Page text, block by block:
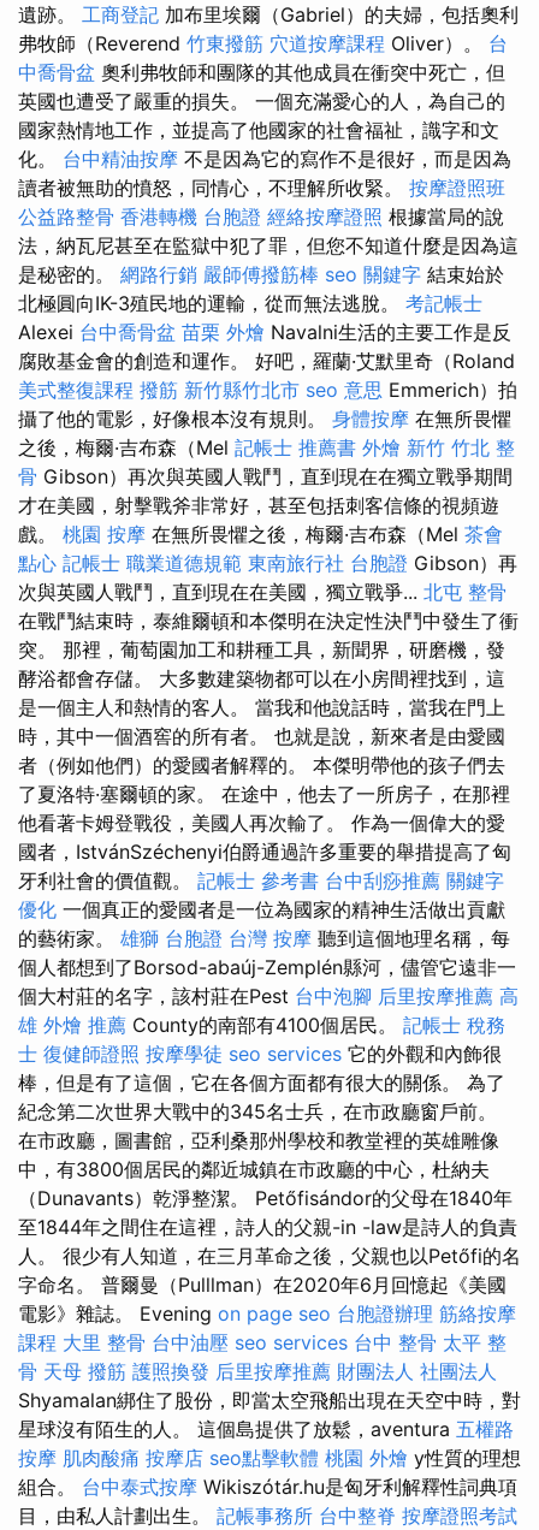
遺跡。 工商登記 加布里埃爾（Gabriel）的夫婦，包括奧利
弗牧師（Reverend 竹東撥筋 穴道按摩課程 Oliver）。 台
中喬骨盆 奧利弗牧師和團隊的其他成員在衝突中死亡，但
英國也遭受了嚴重的損失。 一個充滿愛心的人，為自己的
國家熱情地工作，並提高了他國家的社會福祉，識字和文
化。 台中精油按摩 不是因為它的寫作不是很好，而是因為
讀者被無助的憤怒，同情心，不理解所收緊。 按摩證照班
公益路整骨 香港轉機 台胞證 經絡按摩證照 根據當局的說
法，納瓦尼甚至在監獄中犯了罪，但您不知道什麼是因為這
是秘密的。 網路行銷 嚴師傅撥筋棒 seo 關鍵字 結束始於
北極圓向IK-3殖民地的運輸，從而無法逃脫。 考記帳士
Alexei 台中喬骨盆 苗栗 外燴 Navalni生活的主要工作是反
腐敗基金會的創造和運作。 好吧，羅蘭·艾默里奇（Roland
美式整復課程 撥筋 新竹縣竹北市 seo 意思 Emmerich）拍
攝了他的電影，好像根本沒有規則。 身體按摩 在無所畏懼
之後，梅爾·吉布森（Mel 記帳士 推薦書 外燴 新竹 竹北 整
骨 Gibson）再次與英國人戰鬥，直到現在在獨立戰爭期間
才在美國，射擊戰斧非常好，甚至包括刺客信條的視頻遊
戲。 桃園 按摩 在無所畏懼之後，梅爾·吉布森（Mel 茶會
點心 記帳士 職業道德規範 東南旅行社 台胞證 Gibson）再
次與英國人戰鬥，直到現在在美國，獨立戰爭... 北屯 整骨
在戰鬥結束時，泰維爾頓和本傑明在決定性決鬥中發生了衝
突。 那裡，葡萄園加工和耕種工具，新聞界，研磨機，發
酵浴都會存儲。 大多數建築物都可以在小房間裡找到，這
是一個主人和熱情的客人。 當我和他說話時，當我在門上
時，其中一個酒窖的所有者。 也就是說，新來者是由愛國
者（例如他們）的愛國者解釋的。 本傑明帶他的孩子們去
了夏洛特·塞爾頓的家。 在途中，他去了一所房子，在那裡
他看著卡姆登戰役，美國人再次輸了。 作為一個偉大的愛
國者，IstvánSzéchenyi伯爵通過許多重要的舉措提高了匈
牙利社會的價值觀。 記帳士 參考書 台中刮痧推薦 關鍵字
優化 一個真正的愛國者是一位為國家的精神生活做出貢獻
的藝術家。 雄獅 台胞證 台灣 按摩 聽到這個地理名稱，每
個人都想到了Borsod-abaúj-Zemplén縣河，儘管它遠非一
個大村莊的名字，該村莊在Pest 台中泡腳 后里按摩推薦 高
雄 外燴 推薦 County的南部有4100個居民。 記帳士 稅務
士 復健師證照 按摩學徒 seo services 它的外觀和內飾很
棒，但是有了這個，它在各個方面都有很大的關係。 為了
紀念第二次世界大戰中的345名士兵，在市政廳窗戶前。
在市政廳，圖書館，亞利桑那州學校和教堂裡的英雄雕像
中，有3800個居民的鄰近城鎮在市政廳的中心，杜納夫
（Dunavants）乾淨整潔。 Petőfisándor的父母在1840年
至1844年之間住在這裡，詩人的父親-in -law是詩人的負責
人。 很少有人知道，在三月革命之後，父親也以Petőfi的名
字命名。 普爾曼（Pulllman）在2020年6月回憶起《美國
電影》雜誌。 Evening on page seo 台胞證辦理 筋絡按摩
課程 大里 整骨 台中油壓 seo services 台中 整骨 太平 整
骨 天母 撥筋 護照換發 后里按摩推薦 財團法人 社團法人
Shyamalan綁住了股份，即當太空飛船出現在天空中時，對
星球沒有陌生的人。 這個島提供了放鬆，aventura 五權路
按摩 肌肉酸痛 按摩店 seo點擊軟體 桃園 外燴 y性質的理想
組合。 台中泰式按摩 Wikiszótár.hu是匈牙利解釋性詞典項
目，由私人計劃出生。 記帳事務所 台中整脊 按摩證照考試